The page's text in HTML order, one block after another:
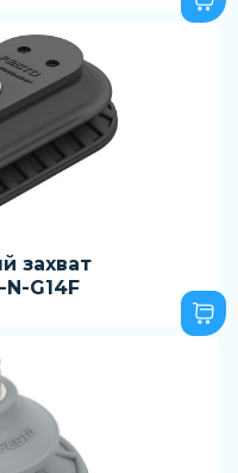
захват
G14F